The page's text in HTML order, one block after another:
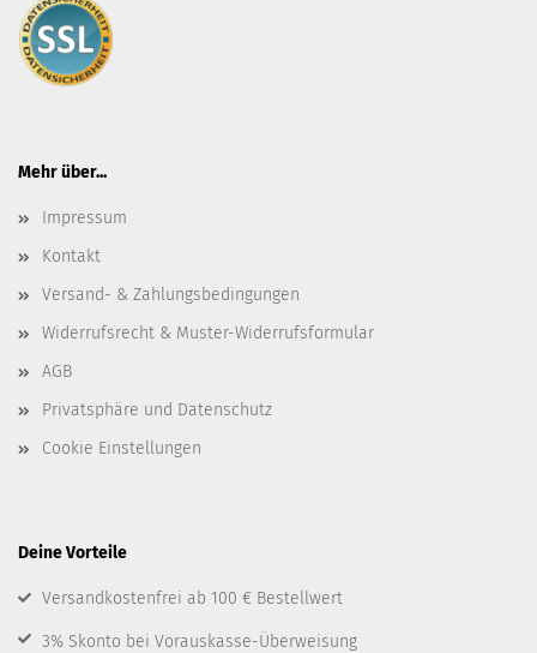
Mehr über...
Impressum
Kontakt
Versand- & Zahlungsbedingungen
Widerrufsrecht & Muster-Widerrufsformular
AGB
Privatsphäre und Datenschutz
Cookie Einstellungen
Deine Vorteile
Versandkostenfrei ab 100 € Bestellwert
3% Skonto bei Vorauskasse-Überweisung